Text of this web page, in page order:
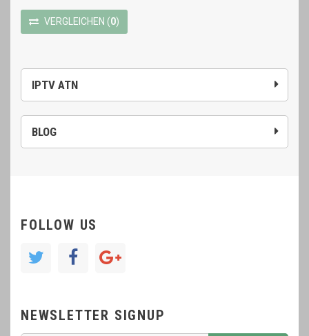
IPTV ATN
BLOG
VERGLEICHEN (0)
FOLLOW US
NEWSLETTER SIGNUP